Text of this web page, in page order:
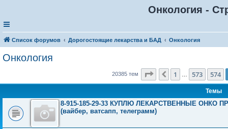
Онкология -
Список форумов Дорогостоящие лекарства и БАД Онкология
Онкология
20385 тем Страница 575из 816
Пред.
1 573 574
Темы
8-915-185-29-33 КУПЛЮ ЛЕКАРСТВЕННЫЕ
(вайбер, ватсапп, телеграмм)